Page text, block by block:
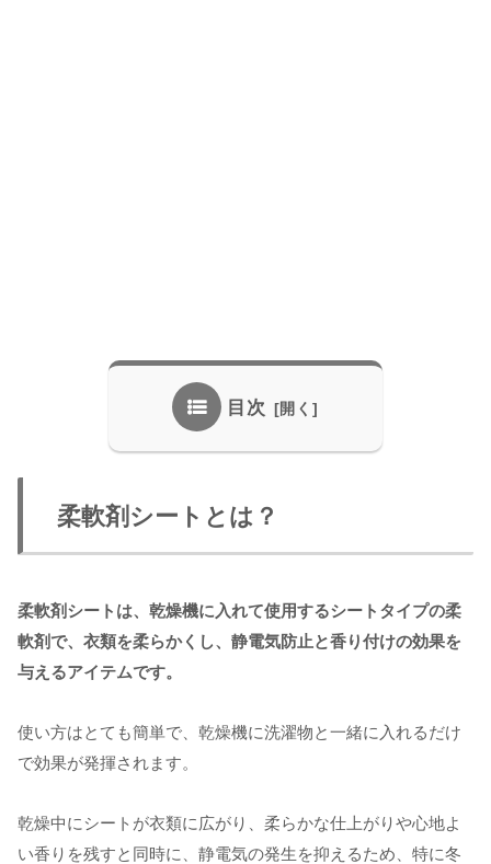
目次
柔軟剤シートとは？
柔軟剤シートは、乾燥機に入れて使用するシートタイプの柔
軟剤で、衣類を柔らかくし、静電気防止と香り付けの効果を
与えるアイテムです。
使い方はとても簡単で、乾燥機に洗濯物と一緒に入れるだけ
で効果が発揮されます。
乾燥中にシートが衣類に広がり、柔らかな仕上がりや心地よ
い香りを残すと同時に、静電気の発生を抑えるため、特に冬